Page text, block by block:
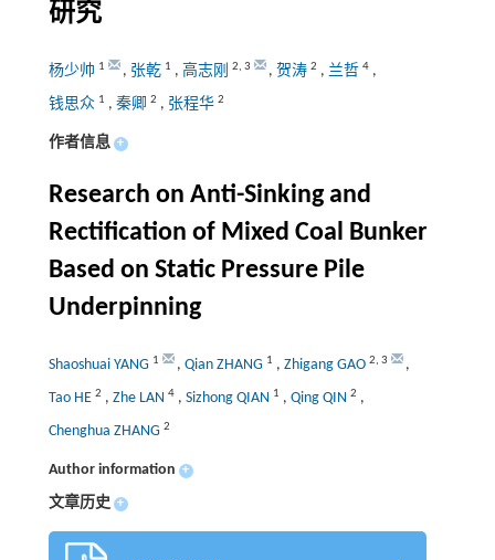
研究
杨少帅 1 , 张乾 1 , 高志刚 2, 3 , 贺涛 2 , 兰哲 4,
钱思众 1 , 秦卿 2 , 张程华 2
作者信息 +
Research on Anti-Sinking and
Rectification of Mixed Coal Bunker
Based on Static Pressure Pile
Underpinning
Shaoshuai YANG 1 , Qian ZHANG 1 , Zhigang GAO 2, 3
,
Tao HE 2 , Zhe LAN 4, Sizhong QIAN 1 , Qing QIN 2 ,
Chenghua ZHANG 2
Author information +
文章历史 +